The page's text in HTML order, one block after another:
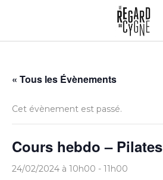
« Tous les Évènements
Cet évènement est passé.
Cours hebdo – Pilates
24/02/2024 à 10h00 - 11h00